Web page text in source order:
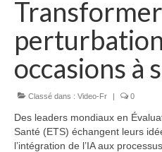
occasions à
Classé dans : Video-Fr | 0
Des leaders mondiaux en
Santé (ETS) échangent leurs
l’intégration de l’IA aux